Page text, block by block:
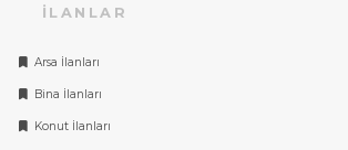
İLANLAR
Arsa İlanları
Bina İlanları
Konut İlanları